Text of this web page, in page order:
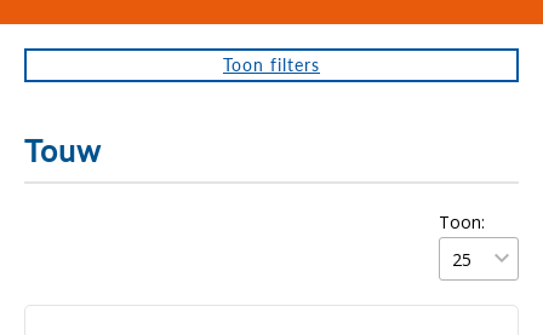
Toon filters
Touw
Toon: